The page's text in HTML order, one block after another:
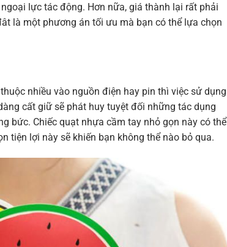
lực tác động. Hơn nữa, giá thành lại rất phải
là một phương án tối ưu mà bạn có thể lựa chọn
nhiều vào nguồn điện hay pin thì việc sử dụng
cất giữ sẽ phát huy tuyệt đối những tác dụng
bức. Chiếc quạt nhựa cầm tay nhỏ gọn này có thể
tiện lợi này sẽ khiến bạn không thể nào bỏ qua.